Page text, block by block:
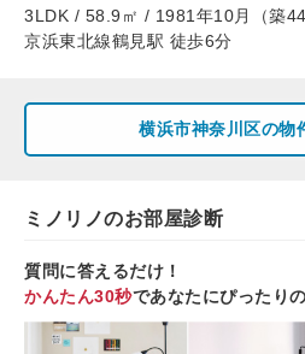
3LDK / 58.9㎡ / 1981年10月（築44
京浜東北線鶴見駅 徒歩6分
横浜市神奈川区の物
ミノリノのお部屋診断
質問に答えるだけ！
かんたん30秒であなたにぴったり